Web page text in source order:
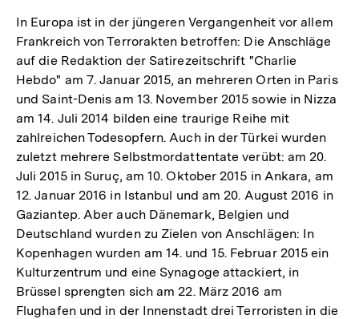
In Europa ist in der jüngeren Vergangenheit vor allem
Frankreich von Terrorakten betroffen: Die Anschläge
auf die Redaktion der Satirezeitschrift "Charlie
Hebdo" am 7. Januar 2015, an mehreren Orten in Paris
und Saint-Denis am 13. November 2015 sowie in Nizza
am 14. Juli 2014 bilden eine traurige Reihe mit
zahlreichen Todesopfern. Auch in der Türkei wurden
zuletzt mehrere Selbstmordattentate verübt: am 20.
Juli 2015 in Suruç, am 10. Oktober 2015 in Ankara, am
12. Januar 2016 in Istanbul und am 20. August 2016 in
Gaziantep. Aber auch Dänemark, Belgien und
Deutschland wurden zu Zielen von Anschlägen: In
Kopenhagen wurden am 14. und 15. Februar 2015 ein
Kulturzentrum und eine Synagoge attackiert, in
Brüssel sprengten sich am 22. März 2016 am
Flughafen und in der Innenstadt drei Terroristen in die